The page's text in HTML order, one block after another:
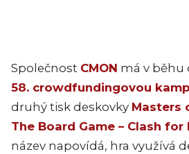
Společnost CMON má v běhu
58. crowdfundingovou
druhý tisk deskovky Masters
The Board Game – Clash for
název napovídá, hra využívá